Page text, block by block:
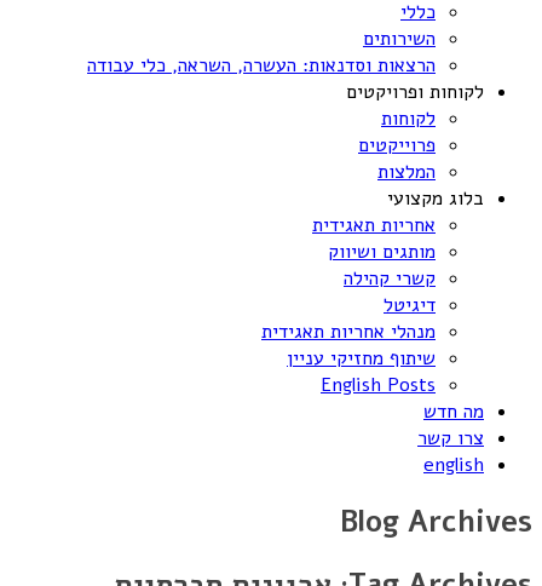
כללי
השירותים
הרצאות וסדנאות: העשרה, השראה, כלי עבודה
לקוחות ופרויקטים
לקוחות
פרוייקטים
המלצות
בלוג מקצועי
אחריות תאגידית
מותגים ושיווק
קשרי קהילה
דיגיטל
מנהלי אחריות תאגידית
שיתוף מחזיקי עניין
English Posts
מה חדש
צרו קשר
english
Blog Archives